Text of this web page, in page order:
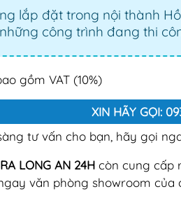
lắp đặt trong nội thành
công trình đang thi
gồm VAT (10%)
XIN HÃY GỌI:
tư vấn cho bạn, hãy gọi
LONG AN 24H còn cung cấp
văn phòng showroom